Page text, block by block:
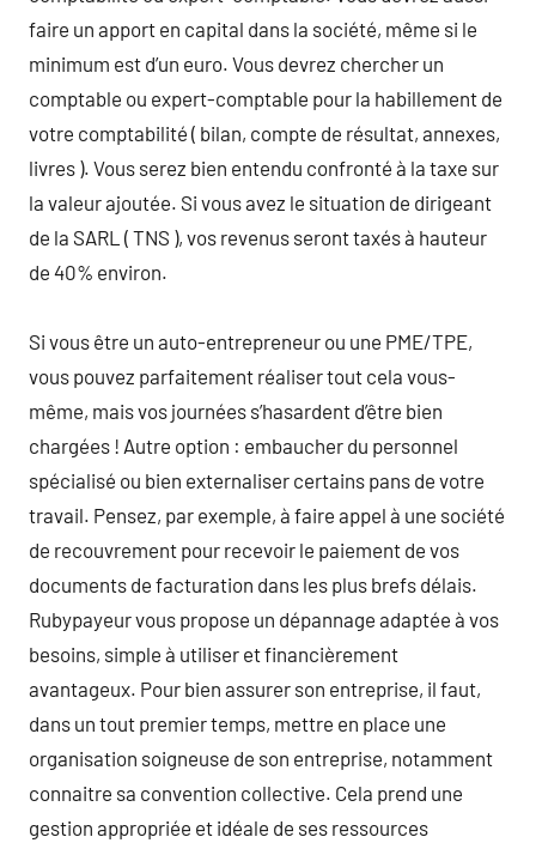
faire un apport en capital dans la société, même si le
minimum est d’un euro. Vous devrez chercher un
comptable ou expert-comptable pour la habillement de
votre comptabilité ( bilan, compte de résultat, annexes,
livres ). Vous serez bien entendu confronté à la taxe sur
la valeur ajoutée. Si vous avez le situation de dirigeant
de la SARL ( TNS ), vos revenus seront taxés à hauteur
de 40% environ.
Si vous être un auto-entrepreneur ou une PME/TPE,
vous pouvez parfaitement réaliser tout cela vous-
même, mais vos journées s’hasardent d’être bien
chargées ! Autre option : embaucher du personnel
spécialisé ou bien externaliser certains pans de votre
travail. Pensez, par exemple, à faire appel à une société
de recouvrement pour recevoir le paiement de vos
documents de facturation dans les plus brefs délais.
Rubypayeur vous propose un dépannage adaptée à vos
besoins, simple à utiliser et financièrement
avantageux. Pour bien assurer son entreprise, il faut,
dans un tout premier temps, mettre en place une
organisation soigneuse de son entreprise, notamment
connaitre sa convention collective. Cela prend une
gestion appropriée et idéale de ses ressources